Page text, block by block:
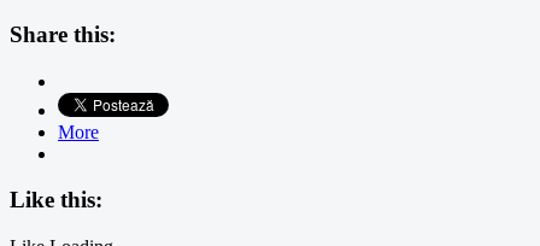
Share this:
More
Like this: